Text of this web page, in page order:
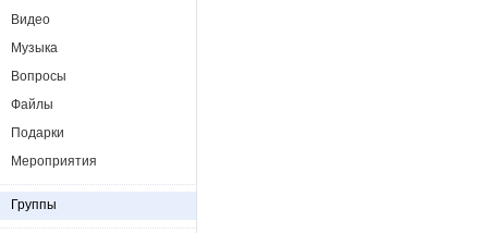
Видео
Музыка
Вопросы
Файлы
Подарки
Мероприятия
Группы